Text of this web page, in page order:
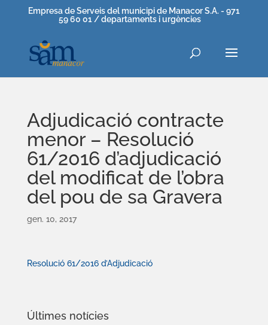
Empresa de Serveis del municipi de Manacor S.A. - 971
59 60 01 / departaments i urgències
Adjudicació contracte
menor – Resolució
61/2016 d’adjudicació
del modificat de l’obra
del pou de sa Gravera
gen. 10, 2017
Resolució 61/2016 d’Adjudicació
Últimes notícies